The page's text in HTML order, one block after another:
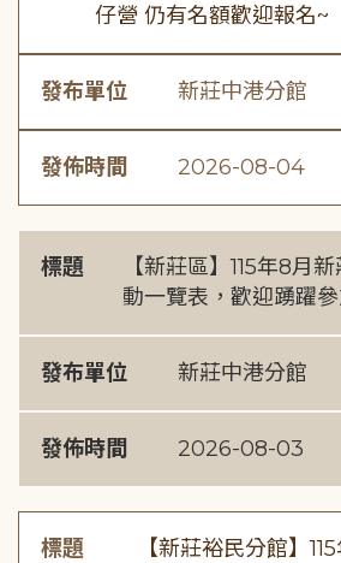
仔營 仍有名額歡迎報名~
發布單位 新莊中港分館
發佈時間 2026-08-04
標題
【新莊區】115年8月
動一覽表，歡迎踴躍參
發布單位 新莊中港分館
發佈時間 2026-08-03
標題
【新莊裕民分館】